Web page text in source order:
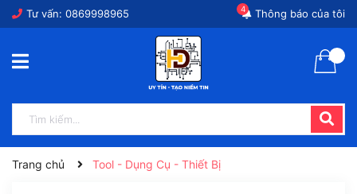
Tư vấn: 0869998965 Thông báo của tôi
4
Trang chủ Tool - Dụng Cụ - Thiết Bị